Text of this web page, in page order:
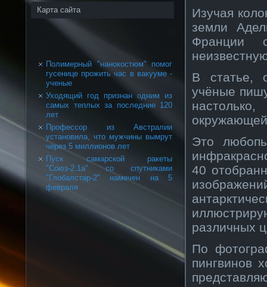
Карта сайта
Полимерный "нанокостюм" помог
гусенице прожить час в вакууме -
ученые
Уходящий год признан одним из
самых теплых за последние 120
лет
Профессор из Австралии
установила, что мужчины вымрут
через 5 миллионов лет
Пуск самарской ракеты
"Союз-2.1а" со спутниками
"Глобалстар-2" намечен на 5
февраля
Изучая
земли
Франции
В статье,
учёные
Это
40
различных
По
пингвинов